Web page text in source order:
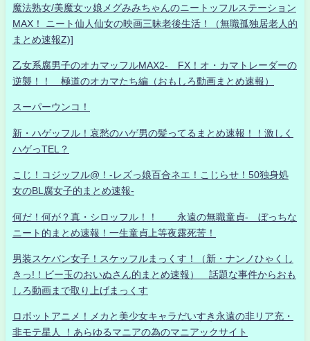
魔法熟女/美魔女ッ娘メグみみちゃんのニートッフルステーション
MAX！ ニート仙人仙女の映画三昧老後生活！（無職孤独居老人的
まとめ速報Z)]
乙女系腐男子のオカマッフルMAX2- FX！オ・カマトレーダーの
逆襲！！ 極道のオカマたち編（おもしろ動画まとめ速報）
スーパーウンコ！
新・ハゲッフル！哀愁のハゲ男の髪ってるまとめ速報！！激しく
ハゲっTEL？
こじ！コジッフル@！-レズっ娘百合ネエ！こじらせ！50独身処
女のBL腐女子的まとめ速報-
何だ！何が？真・シロッフル！！ 永遠の無職童貞- ぼっちな
ニート的まとめ速報！一生童貞上等夜露死苦！
男装スケバン女子！スケッフルまっくす！（新・ナンノひゃくし
きっ!！ビー玉のおいぬさん的まとめ速報） 話題な事件からおも
しろ動画まで取り上げまっくす
ロボットアニメ！メカと美少女キャラだいすき永遠の非リア充・
非モテ星人 ！あらゆるマニアの為のマニアックサイト